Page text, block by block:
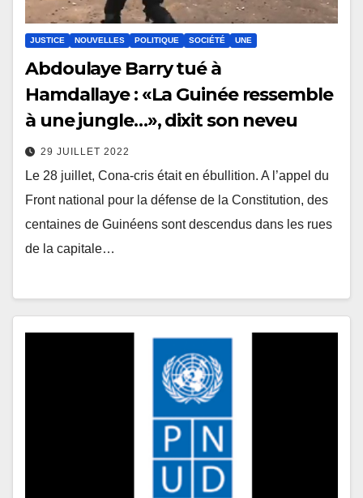
JUSTICE NOUVELLES POLITIQUE SOCIÉTÉ UNE
Abdoulaye Barry tué à
Hamdallaye : «La Guinée ressemble
à une jungle…», dixit son neveu
29 JUILLET 2022
Le 28 juillet, Cona-cris était en ébullition. A l’appel du
Front national pour la défense de la Constitution, des
centaines de Guinéens sont descendus dans les rues
de la capitale…